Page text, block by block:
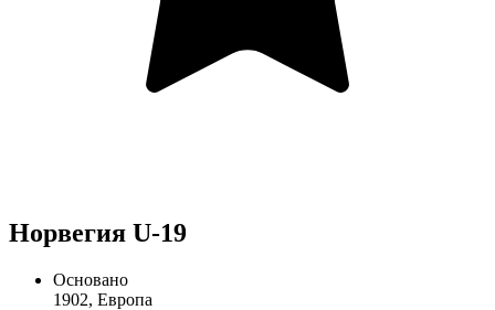
Норвегия U-19
Основано
1902, Европа